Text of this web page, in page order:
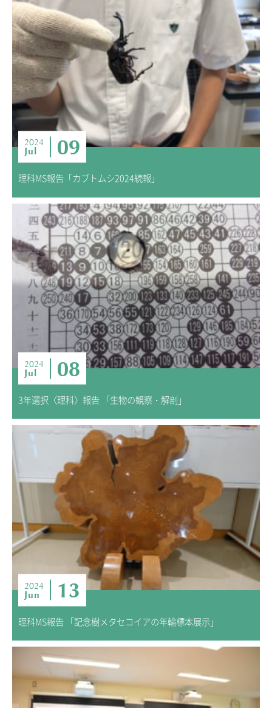
2024
Jul 09
理科MS報告「カブトムシ2024続報」
2024
Jul 08
3年選択〈理科〉報告 「生物の観察・解剖」
2024
Jun 13
理科MS報告 「記念樹メタセコイアの年輪標本展示」